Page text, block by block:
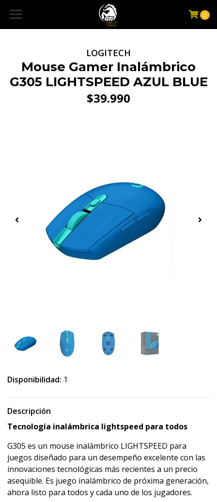
0
LOGITECH
Mouse Gamer Inalámbrico
G305 LIGHTSPEED AZUL BLUE
$39.990
Disponibilidad: 1
Descripción
Tecnología inalámbrica lightspeed para todos
G305 es un mouse inalámbrico LIGHTSPEED para
juegos diseñado para un desempeño excelente con las
innovaciones tecnológicas más recientes a un precio
asequible. Es juego inalámbrico de próxima generación,
ahora listo para todos y cada uno de los jugadores.